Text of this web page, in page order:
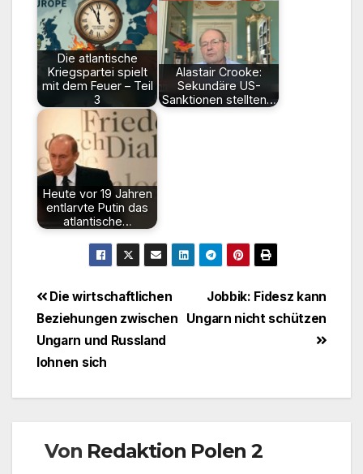
Die atlantische
Kriegspartei spielt
mit dem Feuer – Teil
3
Alastair Crooke:
Sekundäre US-
Sanktionen stellten…
Heute vor 19 Jahren
entlarvte Putin das
atlantische…
Beitragsnavigation
Jobbik: Fidesz kann
Ungarn nicht schützen
Die wirtschaftlichen
Beziehungen zwischen
Ungarn und Russland
lohnen sich
Von Redaktion Polen 2